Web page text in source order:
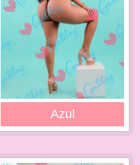
Azul